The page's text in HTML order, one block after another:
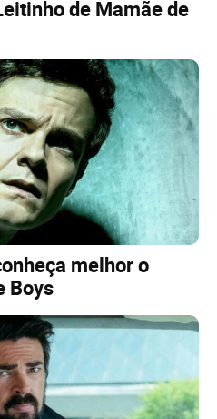
de Mamãe de
melhor o
Boys